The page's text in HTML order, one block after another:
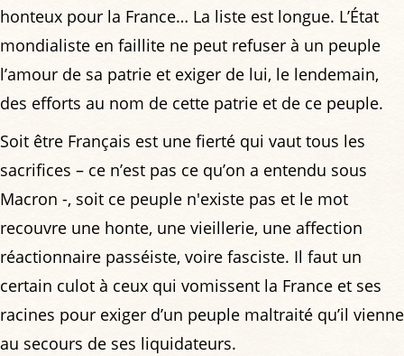
honteux pour la France… La liste est longue. L’État
mondialiste en faillite ne peut refuser à un peuple
l’amour de sa patrie et exiger de lui, le lendemain,
des efforts au nom de cette patrie et de ce peuple.
Soit être Français est une fierté qui vaut tous les
sacrifices – ce n’est pas ce qu’on a entendu sous
Macron -, soit ce peuple n'existe pas et le mot
recouvre une honte, une vieillerie, une affection
réactionnaire passéiste, voire fasciste. Il faut un
certain culot à ceux qui vomissent la France et ses
racines pour exiger d’un peuple maltraité qu’il vienne
au secours de ses liquidateurs.